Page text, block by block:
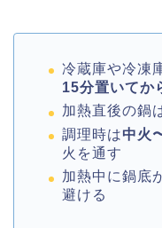
冷蔵庫や冷凍
15分置いてか
加熱直後の鍋
調理時は中火
火を通す
加熱中に鍋底
避ける